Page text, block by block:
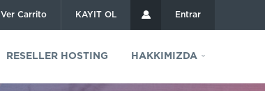
Ver Carrito KAYIT OL Entrar
RESELLER HOSTING HAKKIMIZDA